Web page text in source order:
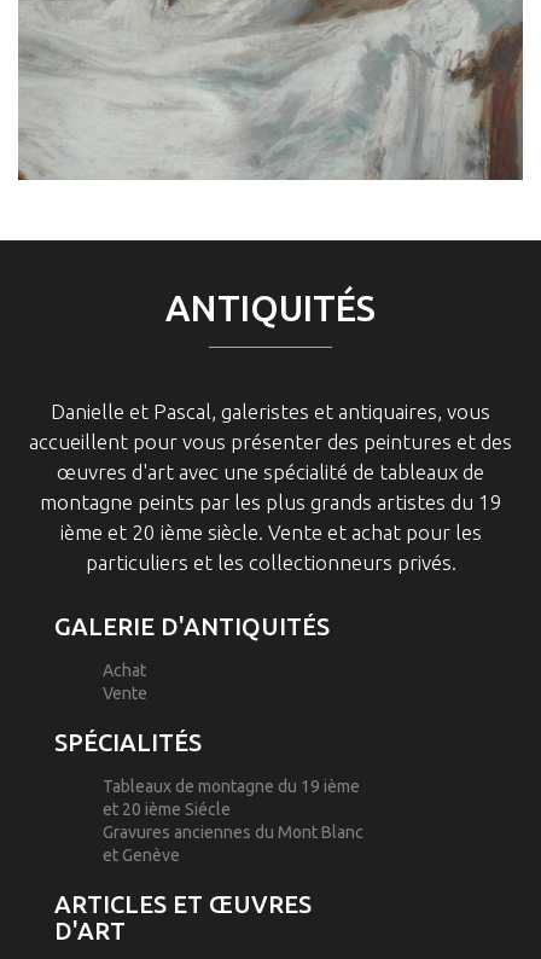
ANTIQUITÉS
Danielle et Pascal, galeristes et antiquaires, vous
accueillent pour vous présenter des peintures et des
œuvres d'art avec une spécialité de tableaux de
montagne peints par les plus grands artistes du 19
ième et 20 ième siècle. Vente et achat pour les
particuliers et les collectionneurs privés.
GALERIE D'ANTIQUITÉS
Achat
Vente
SPÉCIALITÉS
Tableaux de montagne du 19 ième
et 20 ième Siécle
Gravures anciennes du Mont Blanc
et Genève
ARTICLES ET ŒUVRES
D'ART